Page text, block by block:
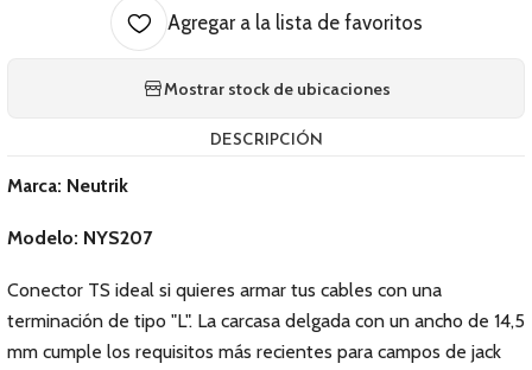
Agregar a la lista de favoritos
Mostrar stock de ubicaciones
DESCRIPCIÓN
Marca: Neutrik
Modelo: NYS207
Conector TS ideal si quieres armar tus cables con una
terminación de tipo "L". La carcasa delgada con un ancho de 14,5
mm cumple los requisitos más recientes para campos de jack